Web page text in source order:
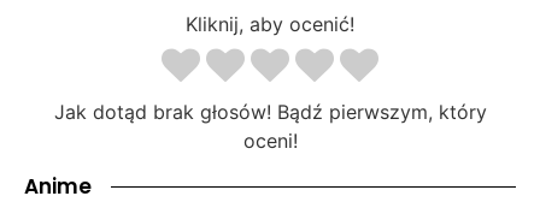
Kliknij, aby ocenić!
Jak dotąd brak głosów! Bądź pierwszym, który
oceni!
Anime